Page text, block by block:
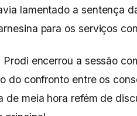
lamentado a sentença
para os serviços
encerrou a sessão
do confronto entre os
meia hora refém de